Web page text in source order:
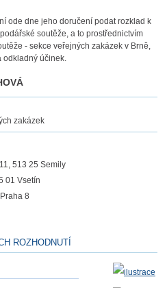
ode dne jeho doručení podat rozklad k
soutěže, a to prostřednictvím
- sekce veřejných zakázek v Brně,
odkladný účinek.
zakázek
513 25 Semily
01 Vsetín
8
ROZHODNUTÍ